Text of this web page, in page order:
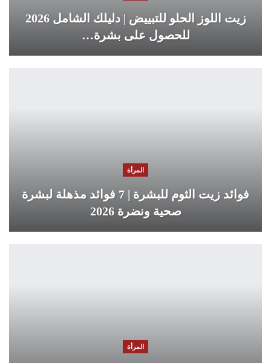
زيت اللوز الحلو للتبييض | دليلك الشامل 2026
للحصول على بشرة…
المرأة
فوائد زيت الثوم للبشرة | 7 فوائد مذهلة لبشرة
صحية ونضرة 2026
المرأة